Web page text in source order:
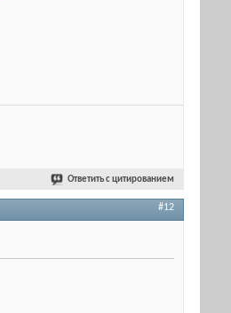
Ответить с цитированием
#12